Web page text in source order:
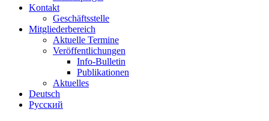
Kontakt
Geschäftsstelle
Mitgliederbereich
Aktuelle Termine
Veröffentlichungen
Info-Bulletin
Publikationen
Aktuelles
Deutsch
Русский